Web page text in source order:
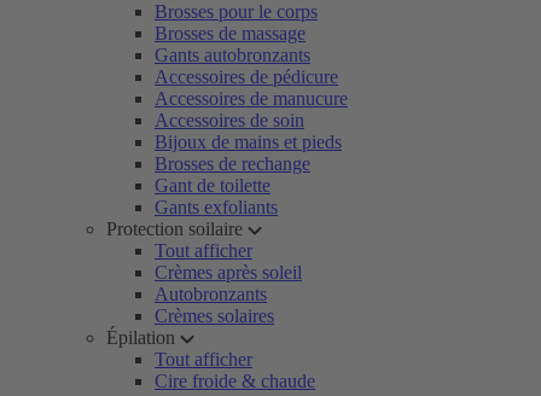
Brosses pour le corps
Brosses de massage
Gants autobronzants
Accessoires de pédicure
Accessoires de manucure
Accessoires de soin
Bijoux de mains et pieds
Brosses de rechange
Gant de toilette
Gants exfoliants
Protection soilaire
Tout afficher
Crèmes après soleil
Autobronzants
Crèmes solaires
Épilation
Tout afficher
Cire froide & chaude